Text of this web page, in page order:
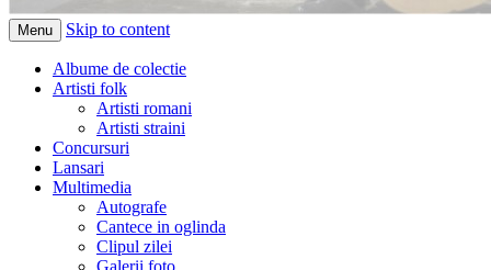
Menu Skip to content
Albume de colectie
Artisti folk
Artisti romani
Artisti straini
Concursuri
Lansari
Multimedia
Autografe
Cantece in oglinda
Clipul zilei
Galerii foto